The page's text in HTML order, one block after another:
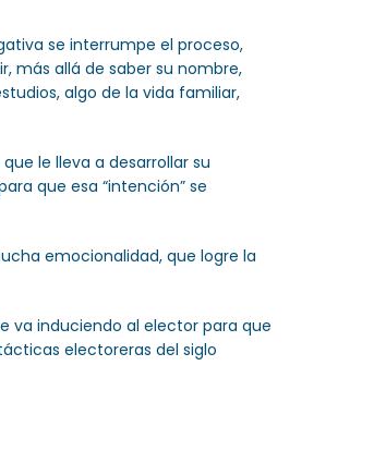
se interrumpe el proceso,
más allá de saber su nombre,
algo de la vida familiar,
le lleva a desarrollar su
que esa “intención” se
emocionalidad, que logre la
va induciendo al elector para que
electoreras del siglo